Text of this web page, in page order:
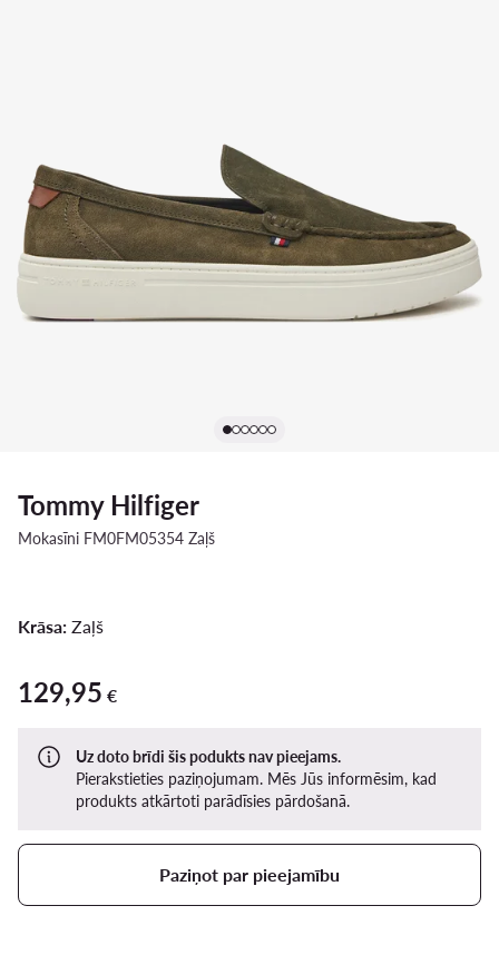
Tommy Hilfiger
Mokasīni FM0FM05354 Zaļš
Krāsa: Zaļš
129,95 €
129,95 €
Uz doto brīdi šis podukts nav pieejams.
Pierakstieties paziņojumam. Mēs Jūs informēsim, kad
produkts atkārtoti parādīsies pārdošanā.
Paziņot par pieejamību